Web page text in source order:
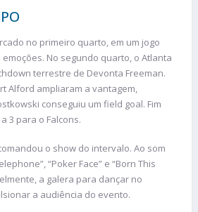
no primeiro quarto, em um jogo
No segundo quarto, o Atlanta
terrestre de Devonta Freeman.
Alford ampliaram a vantagem,
conseguiu um field goal. Fim
3 para o Falcons.
o show do intervalo. Ao som
“Poker Face” e “Born This
a galera para dançar no
a audiência do evento.